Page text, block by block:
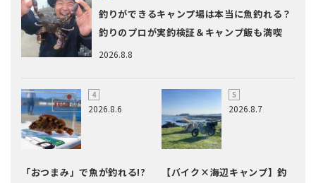
2026.8.8
釣りができるキャンプ場は本当に魚釣れる？
釣りのプロが実釣検証＆キャンプ飯も満喫
2026.8.6
「おつまみ」で魚が釣れる!?
2026.8.7
【バイク×海辺キャンプ】釣